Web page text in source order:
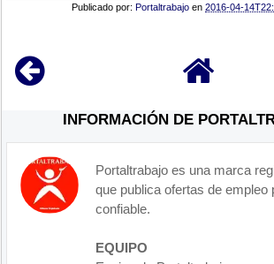
Publicado por:Portaltrabajo en2016-04-
INFORMACIÓN DE
Portaltrabajo es una marca
que publica ofertas de empleo
confiable.
EQUIPO